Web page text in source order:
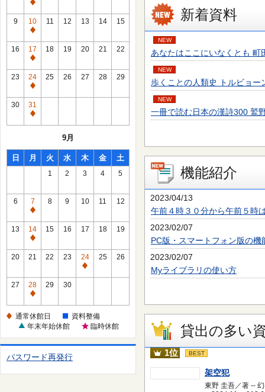
通
常
休
館
日
9
10
通
常
休
館
日
11 12 13 14 15
16
17
通
常
休
館
日
18 19 20 21 22
23
24
通
常
休
館
25 26 27 28 29
30
31
通
館
日
9月
日 月 火 水 木 金 土
1 2 3 4 5
6
7
通
常
休
館
8 9 10 11 12
13
14
通
常
館
日
15 16 17 18 19
20 21 22 23
24
通
館
日
25 26
27
28
通
休
日
29 30
通常休館日
資料整備
年末年始休館
臨時休館
パスワード再発行
新着資料
NEW
あなたはここにいなくとも
NEW
歩くことの人類史 トルビョ
NEW
一冊で読む日本の漢詩300 鷲
機能紹介
2023/04/13
午前４時３０分から午前５時
2023/02/07
PC版・スマートフォン版の機
2023/02/07
Myライブラリの使い方
貸出の多い
1位 BEST
架空犯
東野 圭吾／著 --